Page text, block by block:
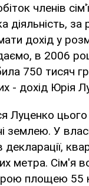
членів
діяльність, за
дохід у
в 2006
750 тисяч
- дохід Юрія
Луценко цього
землею. У
декларації,
метра. Сім'я
площею 55